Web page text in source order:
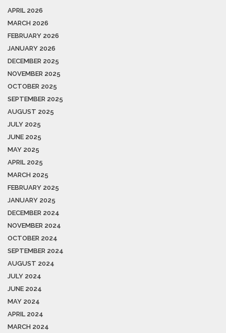
APRIL 2026
MARCH 2026
FEBRUARY 2026
JANUARY 2026
DECEMBER 2025
NOVEMBER 2025
OCTOBER 2025
SEPTEMBER 2025
AUGUST 2025
JULY 2025
JUNE 2025
MAY 2025
APRIL 2025
MARCH 2025
FEBRUARY 2025
JANUARY 2025
DECEMBER 2024
NOVEMBER 2024
OCTOBER 2024
SEPTEMBER 2024
AUGUST 2024
JULY 2024
JUNE 2024
MAY 2024
APRIL 2024
MARCH 2024